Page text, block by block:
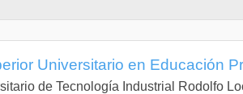
Universitario en Educación
de Tecnología Industrial Rodolfo